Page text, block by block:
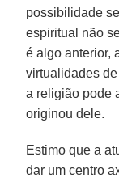
possibilidade
espiritual não
é algo anterior,
virtualidades
a religião pode
originou dele.
Estimo que a
dar um centro